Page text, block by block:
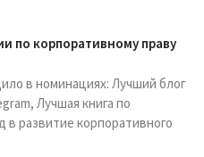
по корпоративному праву
в номинациях: Лучший блог
Лучшая книга по
в развитие корпоративного